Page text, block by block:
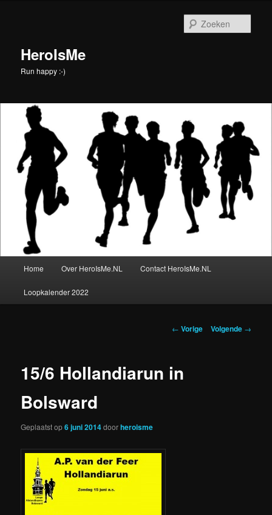
inhoudHeroIsMe
Run happy :-)
Home Over HeroIsMe.NL Contact HeroIsMe.NL
Loopkalender 2022
Berichtnavigatie
← Vorige Volgende →
15/6 Hollandiarun in
Bolsward
Geplaatst op6 juni 2014doorheroisme